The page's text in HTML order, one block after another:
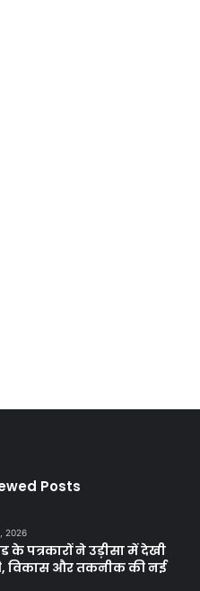
Posts
2026
के पत्रकारों ने उड़ीसा में देखी
विकास और तकनीक की नई